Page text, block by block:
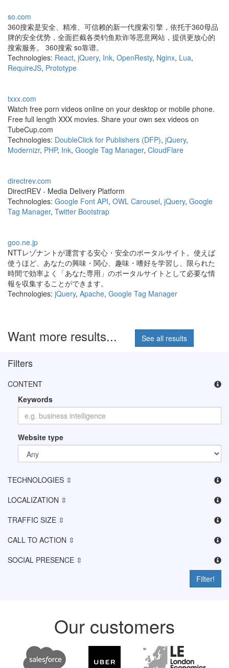
so.com
360搜索是安全、精准、可信赖的新一代搜索引擎，依托于360母品
牌的安全优势，全面拦截各类钓鱼欺诈等恶意网站，提供更放心的
搜索服务。 360搜索 so靠谱。
Technologies: React, jQuery, Ink, OpenResty, Nginx, Lua,
RequireJS, Prototype
txxx.com
Watch free porn videos online on your desktop or mobile phone.
Free full length XXX movies. Share your own sex videos on
TubeCup.com
Technologies: DoubleClick for Publishers (DFP), jQuery,
Modernizr, PHP, Ink, Google Tag Manager, CloudFlare
directrev.com
DirectREV - Media Delivery Platform
Technologies: Google Font API, OWL Carousel, jQuery, Google
Tag Manager, Twitter Bootstrap
goo.ne.jp
NTTレゾナントが運営する安心・安全のポータルサイト。使えば
使うほど、あなたの興味・関心、趣味・嗜好を学習し、限られた
時間で効率よく「あなた専用」のポータルサイトとして必要な情
報を収集することができます。
Technologies: jQuery, Apache, Google Tag Manager
Want more results... See all results
Filters
CONTENT
Keywords
Website type
TECHNOLOGIES ⇳
LOCALIZATION ⇳
TRAFFIC SIZE ⇳
CALL TO ACTION ⇳
SOCIAL PRESENCE ⇳
Filter!
Our customers